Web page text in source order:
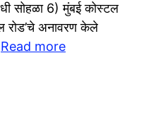
सोहळा 6) मुंबई कोस्टल
रोड’चे अनावरण केले
Read more